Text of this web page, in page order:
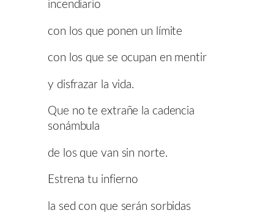
incendiario
con los que ponen un límite
con los que se ocupan en mentir
y disfrazar la vida.
Que no te extrañe la cadencia
sonámbula
de los que van sin norte.
Estrena tu infierno
la sed con que serán sorbidas